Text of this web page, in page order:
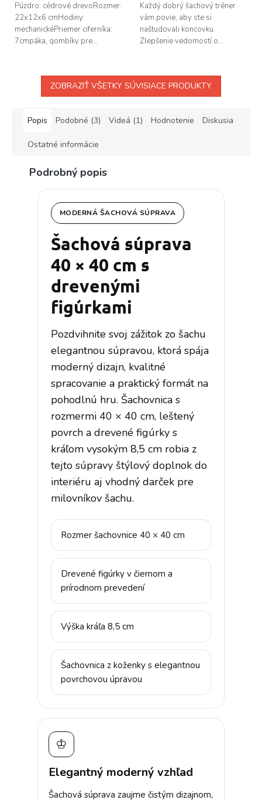
Púzdro: cédrové drevoRozmer:
22x12x6 cmHodiny:
mechanickéPriemer ciferníka:
7cmpáka, gombíky pre...
Každý dobrý šachový tréner
vám povie, aby ste si
naštudovali koncovku.
Zlepšenie vedomostí o...
ZOBRAZIŤ VŠETKY SÚVISIACE PRODUKTY
Popis Podobné (3) Videá (1) Hodnotenie Diskusia
Ostatné informácie
Podrobný popis
MODERNÁ ŠACHOVÁ SÚPRAVA
Šachová súprava
40 × 40 cm s
drevenými
figúrkami
Pozdvihnite svoj zážitok zo šachu
elegantnou súpravou, ktorá spája
moderný dizajn, kvalitné
spracovanie a praktický formát na
pohodlnú hru. Šachovnica s
rozmermi 40 × 40 cm, leštený
povrch a drevené figúrky s
kráľom vysokým 8,5 cm robia z
tejto súpravy štýlový doplnok do
interiéru aj vhodný darček pre
milovníkov šachu.
Rozmer šachovnice 40 × 40 cm
Drevené figúrky v čiernom a
prírodnom prevedení
Výška kráľa 8,5 cm
Šachovnica z koženky s elegantnou
povrchovou úpravou
♔
Elegantný moderný vzhľad
Šachová súprava zaujme čistým dizajnom,